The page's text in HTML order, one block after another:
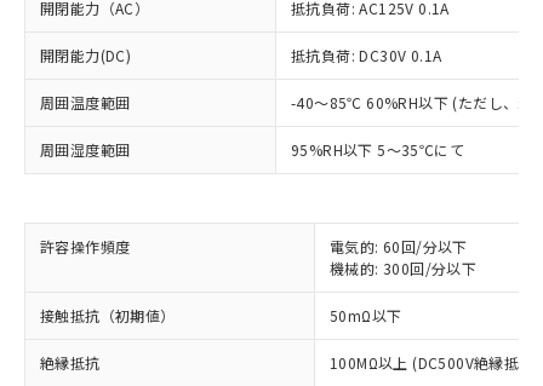
開閉能力（AC） 抵抗負荷: AC125V 0.1A
開閉能力(DC) 抵抗負荷: DC30V 0.1A
周囲温度範囲 -40～85℃ 60%RH以下 (ただし、氷
周囲湿度範囲 95%RH以下 5～35℃にて
許容操作頻度
電気的: 60回/分以下
機械的: 300回/分以下
接触抵抗（初期値） 50mΩ以下
絶縁抵抗 100MΩ以上 (DC500V絶縁抵抗
ご利用条件
以下の条件をお読みいただき、同意のうえ
※1 対応状況
対応済み：EU RoHS指令（10物質）の
対応予定：EU RoHS指令（10物質）の非含
有に対応した製品に切り替える予定のある
対応予定なし：EU RoHS指令（10物質）の
非含有に非対応の商品で、対応品を出す予
調査・確認中：EU RoHS指令（10物質）の